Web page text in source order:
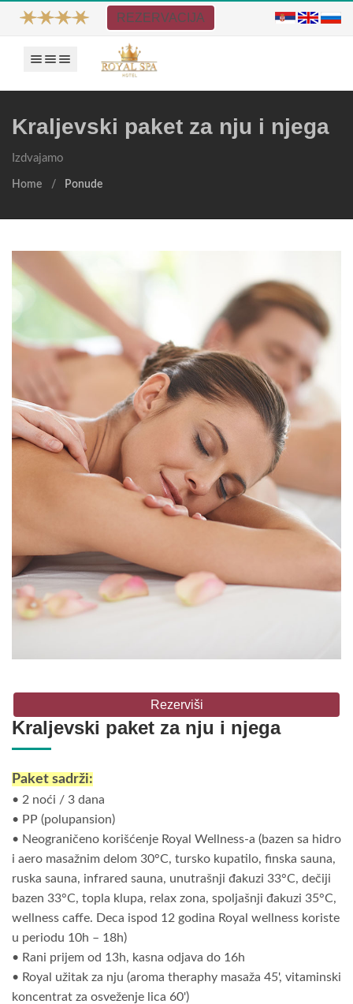
REZERVACIJA
Kraljevski paket za nju i njega
Izdvajamo
Home Ponude
Rezerviši
Kraljevski paket za nju i njega
Paket sadrži:
• 2 noći / 3 dana
• PP (polupansion)
• Neograničeno korišćenje Royal Wellness-a (bazen sa hidro
i aero masažnim delom 30°C, tursko kupatilo, finska sauna,
ruska sauna, infrared sauna, unutrašnji đakuzi 33°C, dečiji
bazen 33°C, topla klupa, relax zona, spoljašnji đakuzi 35°C,
wellness caffe. Deca ispod 12 godina Royal wellness koriste
u periodu 10h – 18h)
• Rani prijem od 13h, kasna odjava do 16h
• Royal užitak za nju (aroma theraphy masaža 45', vitaminski
koncentrat za osveženje lica 60')